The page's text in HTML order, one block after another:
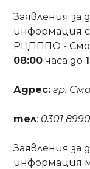
Заявления
информация
РЦПППО -
08:00 часа до
Адрес: гр.
тел: 0301
Заявления
информация